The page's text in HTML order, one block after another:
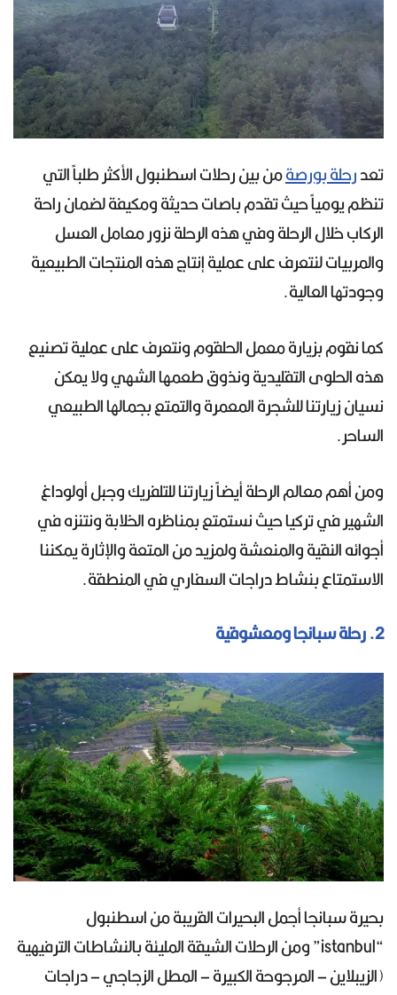
تعدرحلة بورصةمن بين رحلات اسطنبول الأكثر طلباً التي
تنظم يومياً حيث تقدم باصات حديثة ومكيفة لضمان راحة
الركاب خلال الرحلة وفي هذه الرحلة نزور معامل العسل
والمربيات لنتعرف على عملية إنتاج هذه المنتجات الطبيعية
وجودتها العالية.
كما نقوم بزيارة معمل الحلقوم ونتعرف على عملية تصنيع
هذه الحلوى التقليدية ونذوق طعمها الشهي ولا يمكن
نسيان زيارتنا للشجرة المعمرة والتمتع بجمالها الطبيعي
الساحر.
ومن أهم معالم الرحلة أيضاً زيارتنا للتلفريك وجبل أولوداغ
الشهير في تركيا حيث نستمتع بمناظره الخلابة ونتنزه في
أجوائه النقية والمنعشة ولمزيد من المتعة والإثارة يمكننا
الاستمتاع بنشاط دراجات السفاري في المنطقة.
2. رحلة سبانجا ومعشوقية
بحيرة سبانجا أجمل البحيرات القريبة من اسطنبول
“istanbul” ومن الرحلات الشيقة المليئة بالنشاطات الترفيهية
(الزيبلاين – المرجوحة الكبيرة – المطل الزجاجي – دراجات